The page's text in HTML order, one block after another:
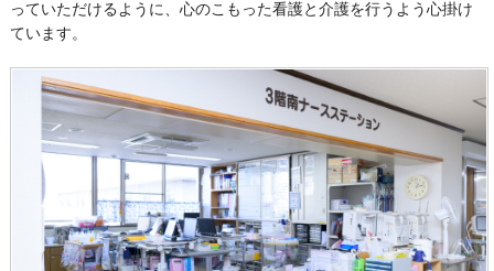
っていただけるように、心のこもった看護と介護を行うよう心掛け
ています。